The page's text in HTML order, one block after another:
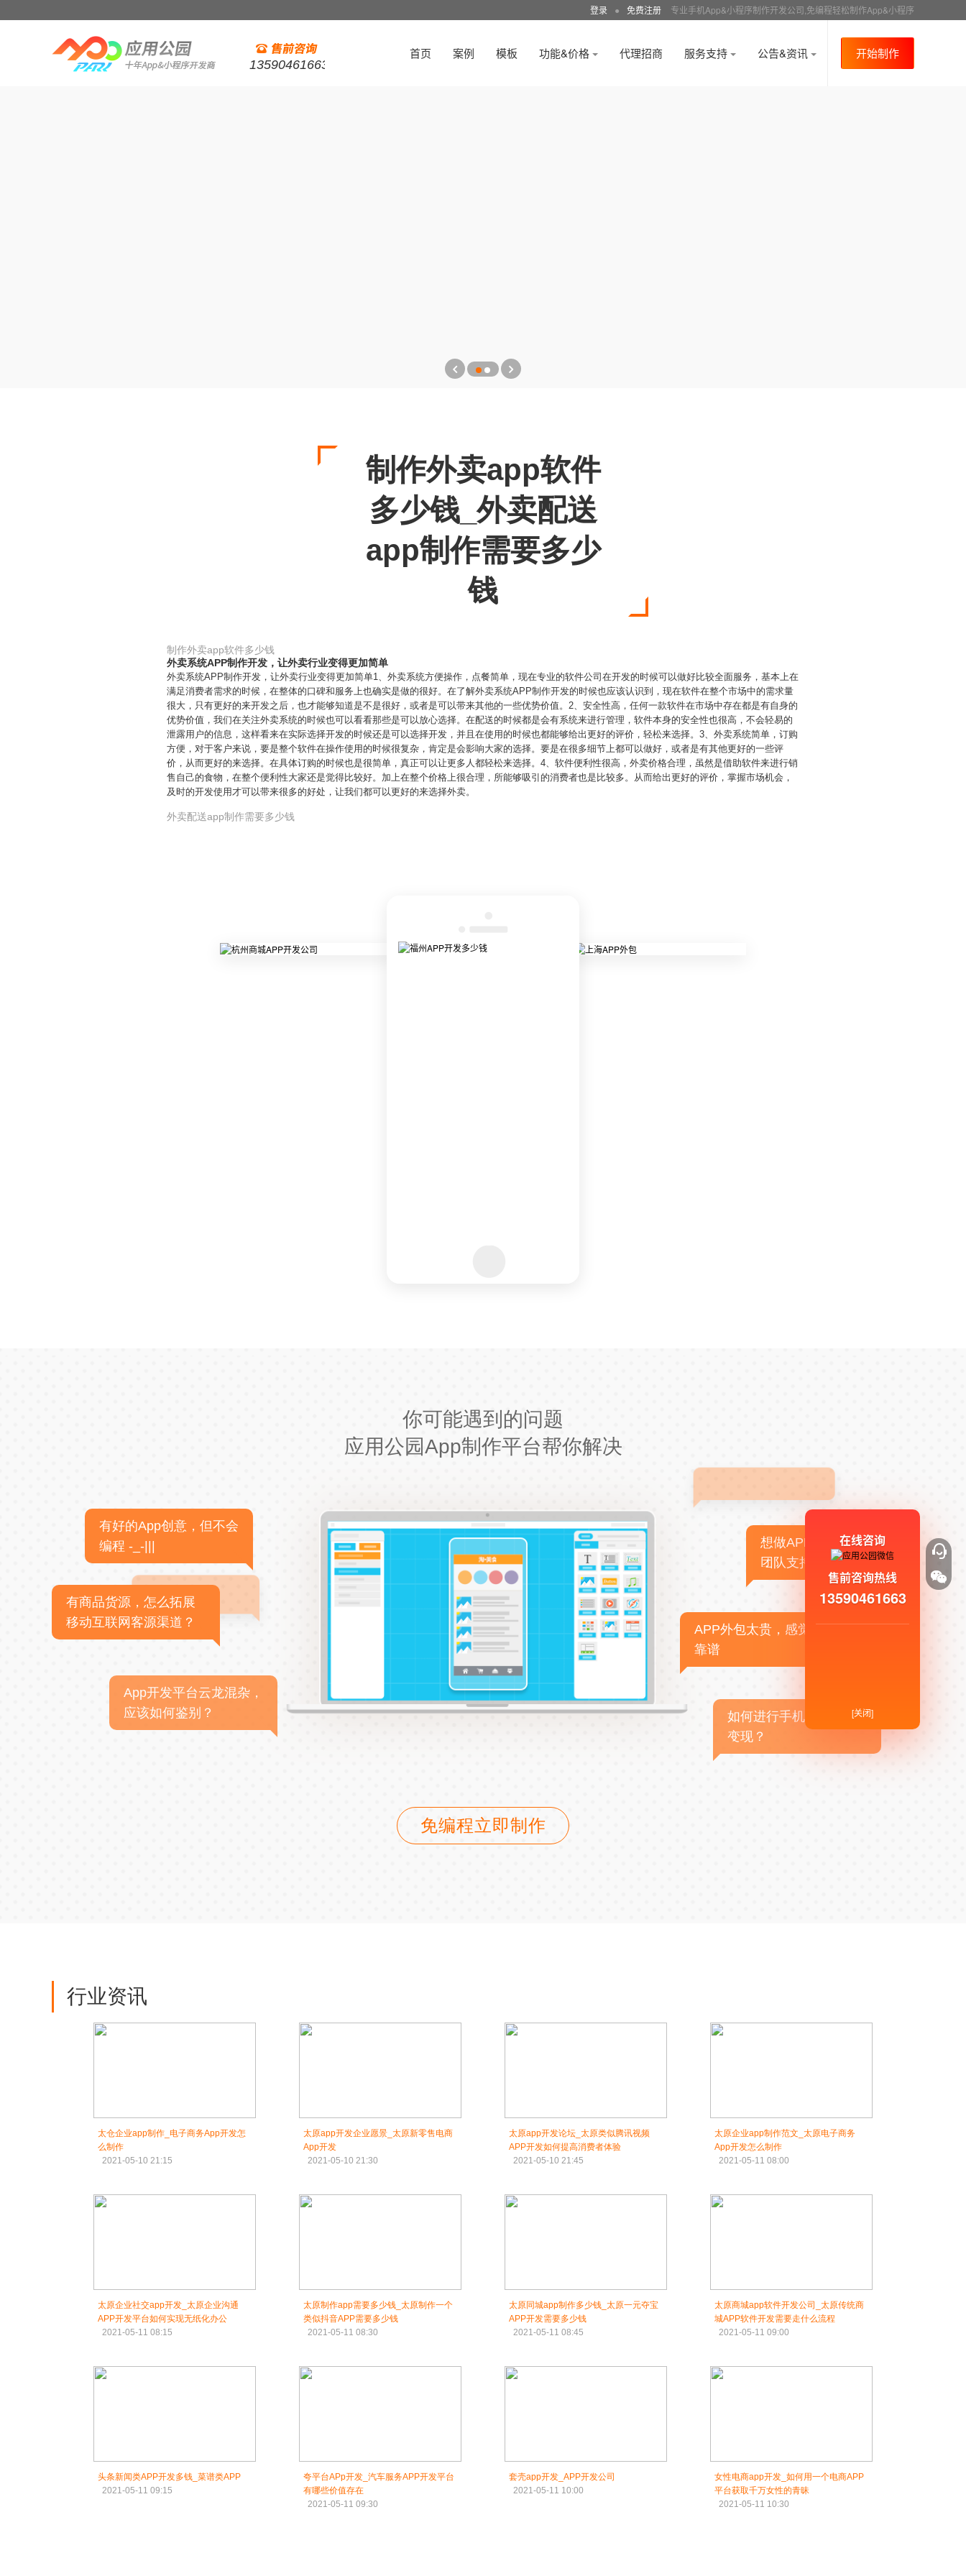
登录 ● 免费注册 专业手机App&小程序制作开发公司,免编程轻松制作App&小程序
13590461663
首页 案例 模板 功能&价格 代理招商 服务支持 公告&资讯 开始制作
制作外卖app软件
多少钱_外卖配送
app制作需要多少
钱
制作外卖app软件多少钱
外卖系统APP制作开发，让外卖行业变得更加简单
外卖系统APP制作开发，让外卖行业变得更加简单1、外卖系统方便操作，点餐简单，现在专业的软件公司在开发的时候可以做好比较全面服务，基本上在
满足消费者需求的时候，在整体的口碑和服务上也确实是做的很好。在了解外卖系统APP制作开发的时候也应该认识到，现在软件在整个市场中的需求量
很大，只有更好的来开发之后，也才能够知道是不是很好，或者是可以带来其他的一些优势价值。2、安全性高，任何一款软件在市场中存在都是有自身的
优势价值，我们在关注外卖系统的时候也可以看看那些是可以放心选择。在配送的时候都是会有系统来进行管理，软件本身的安全性也很高，不会轻易的
泄露用户的信息，这样看来在实际选择开发的时候还是可以选择开发，并且在使用的时候也都能够给出更好的评价，轻松来选择。3、外卖系统简单，订购
方便，对于客户来说，要是整个软件在操作使用的时候很复杂，肯定是会影响大家的选择。要是在很多细节上都可以做好，或者是有其他更好的一些评
价，从而更好的来选择。在具体订购的时候也是很简单，真正可以让更多人都轻松来选择。4、软件便利性很高，外卖价格合理，虽然是借助软件来进行销
售自己的食物，在整个便利性大家还是觉得比较好。加上在整个价格上很合理，所能够吸引的消费者也是比较多。从而给出更好的评价，掌握市场机会，
及时的开发使用才可以带来很多的好处，让我们都可以更好的来选择外卖。
外卖配送app制作需要多少钱
你可能遇到的问题
应用公园App制作平台帮你解决
有好的App创意，但不会
编程 -_-|||
有商品货源，怎么拓展
移动互联网客源渠道？
App开发平台云龙混杂，
应该如何鉴别？
想做APP，但没有技术
团队支持
APP外包太贵，感觉不
靠谱
如何进行手机APP商业
变现？
免编程立即制作
行业资讯
太仓企业app制作_电子商务App开发怎
么制作
2021-05-10 21:15
太原app开发企业愿景_太原新零售电商
App开发
2021-05-10 21:30
太原app开发论坛_太原类似腾讯视频
APP开发如何提高消费者体验
2021-05-10 21:45
太原企业app制作范文_太原电子商务
App开发怎么制作
2021-05-11 08:00
太原企业社交app开发_太原企业沟通
APP开发平台如何实现无纸化办公
2021-05-11 08:15
太原制作app需要多少钱_太原制作一个
类似抖音APP需要多少钱
2021-05-11 08:30
太原同城app制作多少钱_太原一元夺宝
APP开发需要多少钱
2021-05-11 08:45
太原商城app软件开发公司_太原传统商
城APP软件开发需要走什么流程
2021-05-11 09:00
头条新闻类APP开发多钱_菜谱类APP
2021-05-11 09:15
夸平台APp开发_汽车服务APP开发平台
有哪些价值存在
2021-05-11 09:30
套壳app开发_APP开发公司
2021-05-11 10:00
女性电商app开发_如何用一个电商APP
平台获取千万女性的青昧
2021-05-11 10:30
在线咨询
售前咨询热线
13590461663
[关闭]